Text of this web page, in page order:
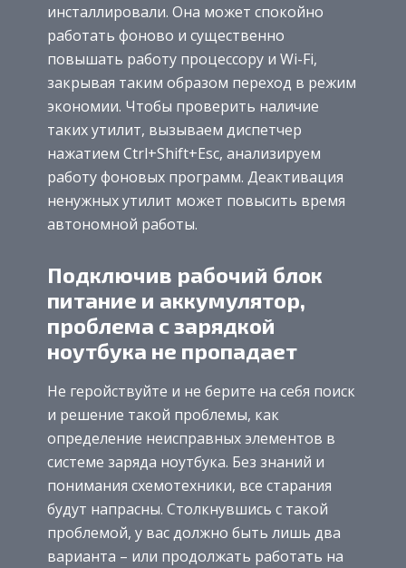
инсталлировали. Она может спокойно
работать фоново и существенно
повышать работу процессору и Wi-Fi,
закрывая таким образом переход в режим
экономии. Чтобы проверить наличие
таких утилит, вызываем диспетчер
нажатием Ctrl+Shift+Esc, анализируем
работу фоновых программ. Деактивация
ненужных утилит может повысить время
автономной работы.
Подключив рабочий блок
питание и аккумулятор,
проблема с зарядкой
ноутбука не пропадает
Не геройствуйте и не берите на себя поиск
и решение такой проблемы, как
определение неисправных элементов в
системе заряда ноутбука. Без знаний и
понимания схемотехники, все старания
будут напрасны. Столкнувшись с такой
проблемой, у вас должно быть лишь два
варианта – или продолжать работать на